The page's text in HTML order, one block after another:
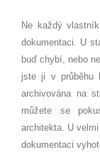
Ne každý
dokumentaci. U
buď chybí, nebo
jste ji v průběhu
archivována na
můžete se
architekta. U
dokumentaci